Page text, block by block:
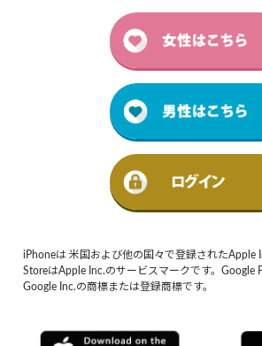
iPhoneは 米国および他の国々で登録されたApple
StoreはApple Inc.のサービスマークです。Google
Google Inc.の商標または登録商標です。